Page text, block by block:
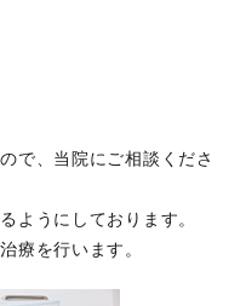
で、当院にご相談くださ
ようにしております。
療を行います。